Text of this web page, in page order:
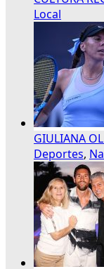
Local
GIULIANA
Deportes,